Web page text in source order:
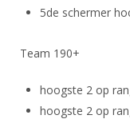
5de schermer
Team 190+
hoogste 2 op
hoogste 2 op